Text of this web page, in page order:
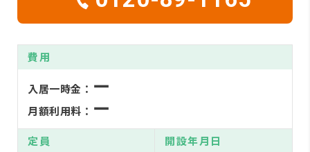
費用
入居一時金： ー
月額利用料： ー
定員
開設年月日